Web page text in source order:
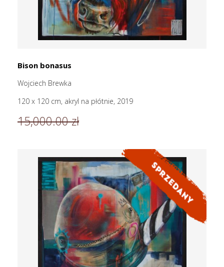
Bison bonasus
Wojciech Brewka
120 x 120 cm, akryl na płótnie, 2019
15,000.00 zł